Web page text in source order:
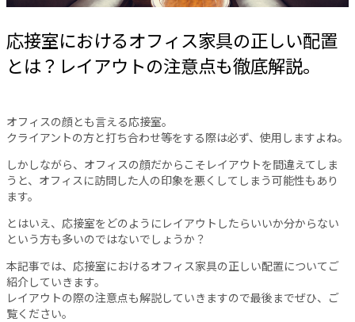
ー
ク
空
備
オ
フ
ィ
工
事
ノ
ベ
ー
応接室におけるオフィス家具の正しい配置
とは？レイアウトの注意点も徹底解説。
オフィスの顔とも言える応接室。
クライアントの方と打ち合わせ等をする際は必ず、使用しますよね。
しかしながら、オフィスの顔だからこそレイアウトを間違えてしま
うと、オフィスに訪問した人の印象を悪くしてしまう可能性もあり
ます。
とはいえ、応接室をどのようにレイアウトしたらいいか分からない
という方も多いのではないでしょうか？
本記事では、応接室におけるオフィス家具の正しい配置についてご
紹介していきます。
レイアウトの際の注意点も解説していきますので最後までぜひ、ご
覧ください。